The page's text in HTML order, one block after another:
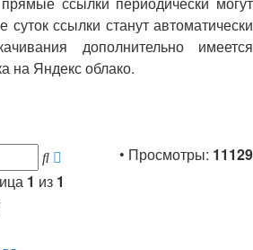
суток ссылки станут автоматически
дополнительно имеется
на Яндекс облако.
• Просмотры: 11129
ПоискРасширенный
поиск
1 из 1